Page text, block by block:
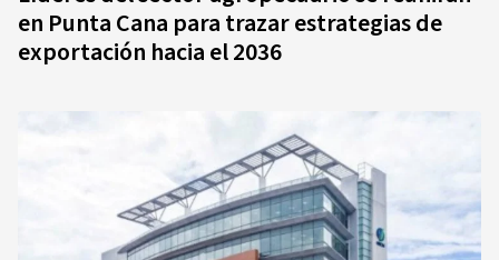
en Punta Cana para trazar estrategias de
exportación hacia el 2036